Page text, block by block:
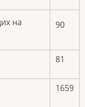
на
90
81
1659